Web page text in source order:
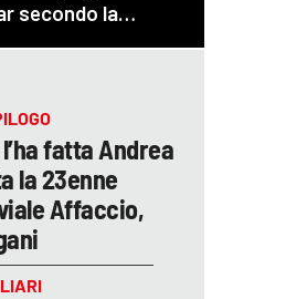
fatta Andrea
la 23enne
Affaccio,